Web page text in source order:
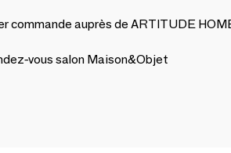
commande auprès de ARTITUDE
vous salon Maison&Objet